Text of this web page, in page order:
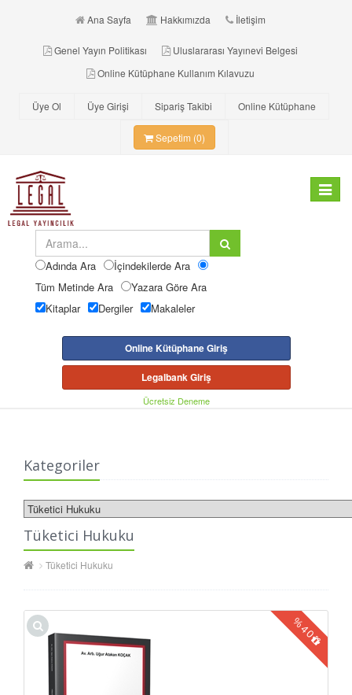
Ana Sayfa Hakkımızda İletişim
Genel Yayın Politikası
Uluslararası Yayınevi Belgesi
Online Kütüphane Kullanım Kılavuzu
Üye Ol Üye Girişi Sipariş Takibi Online Kütüphane
Sepetim (0)
Toggle
Adında Ara
İçindekilerde Ara
Tüm Metinde Ara
Yazara Göre Ara
Kitaplar
Dergiler Makaleler
Online Kütüphane Giriş
Legalbank Giriş
Ücretsiz Deneme
Kategoriler
Tüketici Hukuku
Tüketici Hukuku
%40